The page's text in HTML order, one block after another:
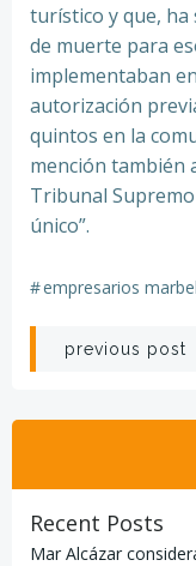
turístico y que, ha
de muerte para
implementaban
autorización
quintos en la
mención también
Tribunal
único”.
#empresarios
por
entradas
previous post
Buscar
Recent Posts
Mar Alcázar